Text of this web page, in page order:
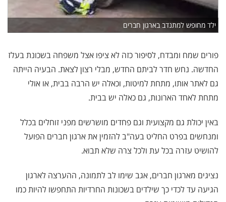
ילד מחופש למתנדב בארגון חברים
פורים שמח ומבדח, לסיפור כזה לא ציפו אצל משפחה בשכונת בעלז
החדשה. נחש חדר לביתם החדש, מבלי רצון לצאת. הבעיה הייתה
גם לאתר אותו, מתחת למיטות, וכאלה יש הרבה בבית, או אולי
מתחת לאחד הארונות, גם כאלה יש בבית.
באין יכולת גם מקצועית וגם פחדים מושרשים מפני זוחלים בכלל
ומנחשים בפרט החליט בעה"ב להזמין את ארגון חברים הפועל
להושיט עזרה בכל עת ולכל צרה שלא תבוא.
נציגים מארגון חברים, אגב שימו לב לתמונה, ההערצה לארגון
הגיעה עד לכדי כך שילדים בשכונות החרדיות התחפשו להיות כמו